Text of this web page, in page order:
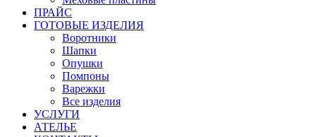
ПРАЙС
ГОТОВЫЕ ИЗДЕЛИЯ
Воротники
Шапки
Опушки
Помпоны
Варежки
Все изделия
УСЛУГИ
АТЕЛЬЕ